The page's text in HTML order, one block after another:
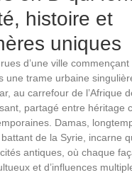
histoire et
uniques
d’une ville commençant
une trame urbaine
au carrefour de l’Afrique
partagé entre héritage
Damas,
de la Syrie, incarne
antiques, où chaque
et d’influences